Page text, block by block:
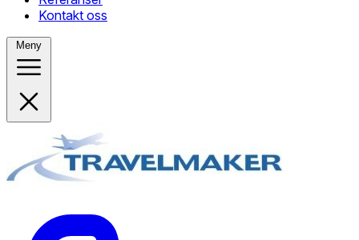
Kontakt oss
Meny